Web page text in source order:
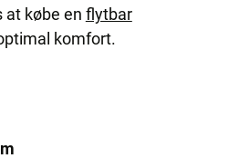
at købe en flytbar
komfort.